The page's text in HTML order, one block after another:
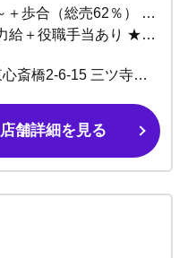
％） ★各種賞金あり ★各種手当あり
当あり ★毎月昇給のチャンスあり
大阪府大阪市中央区東心斎橋2-6-15 三ツ寺ギャラクシービル6号館3F
店舗詳細を見る